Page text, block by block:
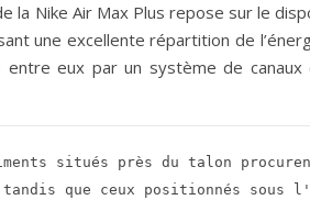
la Nike Air Max Plus repose sur le
une excellente répartition de
entre eux par un système de
situés près du talon
tandis que ceux positionnés sous